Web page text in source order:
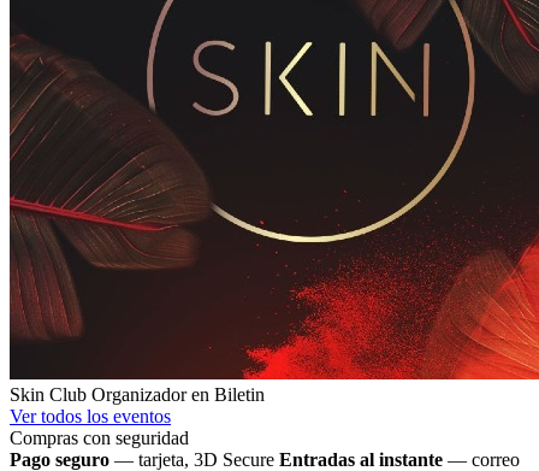
Skin Club Organizador en Biletin
Ver todos los eventos
Compras con seguridad
Pago seguro — tarjeta, 3D Secure Entradas al instante — correo